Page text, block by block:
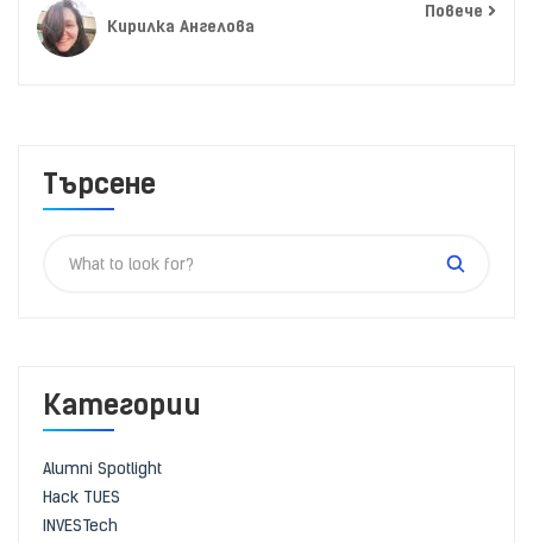
Кирилка Ангелова
Повече
Търсене
Категории
Alumni Spotlight
Hack TUES
INVESTech